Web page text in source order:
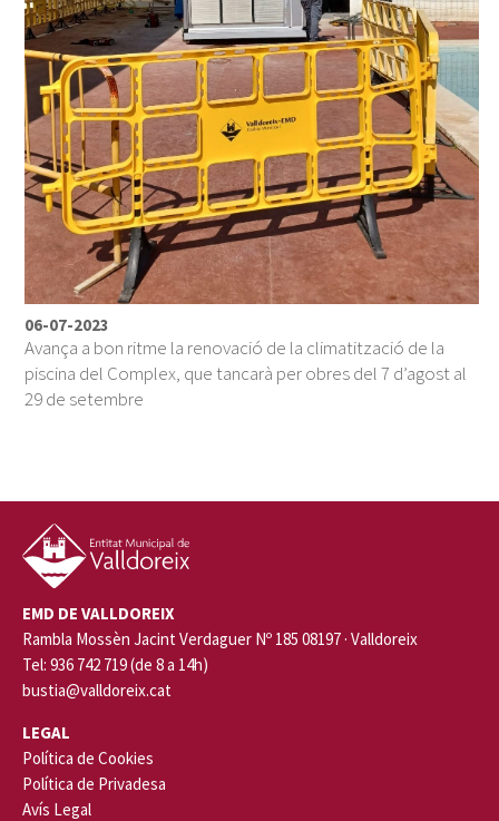
06-07-2023
Avança a bon ritme la renovació de la climatització de la
piscina del Complex, que tancarà per obres del 7 d’agost al
29 de setembre
EMD DE VALLDOREIX
Rambla Mossèn Jacint Verdaguer Nº 185 08197 · Valldoreix
Tel: 936 742 719 (de 8 a 14h)
bustia@valldoreix.cat
LEGAL
Política de Cookies
Política de Privadesa
Avís Legal